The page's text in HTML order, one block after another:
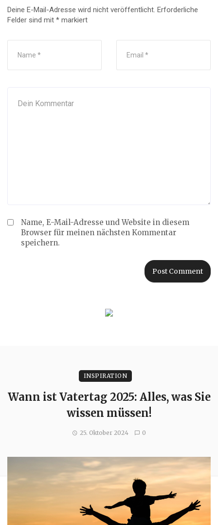
Deine E-Mail-Adresse wird nicht veröffentlicht. Erforderliche
Felder sind mit * markiert
Name, E-Mail-Adresse und Website in diesem
Browser für meinen nächsten Kommentar
speichern.
INSPIRATION
Wann ist Vatertag 2025: Alles, was Sie
wissen müssen!
25. Oktober 2024 0